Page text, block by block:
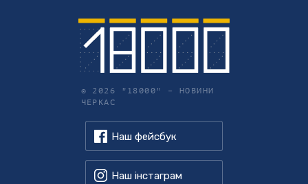
© 2026 "18000" – НОВИНИ
ЧЕРКАС
Наш фейсбук
Наш інстаграм